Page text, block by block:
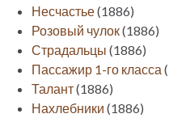
Несчастье(1886)
Розовый чулок(1886)
Страдальцы (1886)
Пассажир 1-го класса
Талант(1886)
Нахлебники (1886)